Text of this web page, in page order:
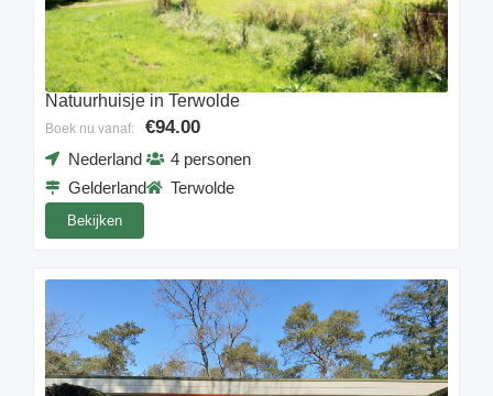
Natuurhuisje in Terwolde
Boek nu vanaf: €94.00
Nederland
Gelderland
4 personen
Terwolde
Bekijken